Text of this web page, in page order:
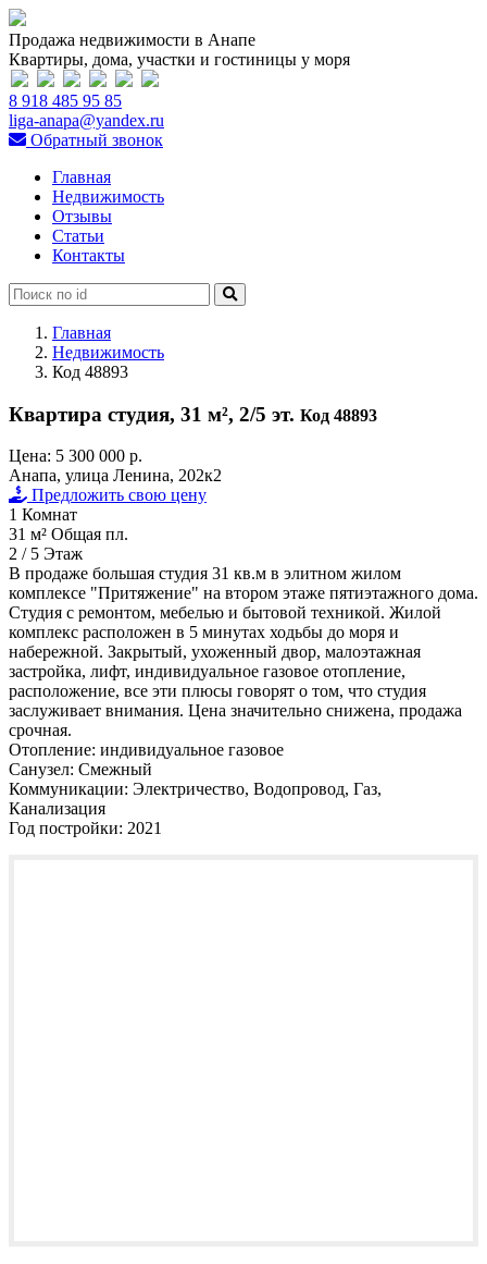
Продажа недвижимости в Анапе
Квартиры, дома, участки и гостиницы у моря
8 918 485 95 85
liga-anapa@yandex.ru
Обратный звонок
Главная
Недвижимость
Отзывы
Статьи
Контакты
Главная
Недвижимость
Код 48893
Квартира студия, 31 м², 2/5 эт. Код 48893
Цена: 5 300 000 р.
Анапа, улица Ленина, 202к2
Предложить свою цену
1 Комнат
31 м² Общая пл.
2 / 5 Этаж
В продаже большая студия 31 кв.м в элитном жилом
комплексе "Притяжение" на втором этаже пятиэтажного дома.
Студия с ремонтом, мебелью и бытовой техникой. Жилой
комплекс расположен в 5 минутах ходьбы до моря и
набережной. Закрытый, ухоженный двор, малоэтажная
застройка, лифт, индивидуальное газовое отопление,
расположение, все эти плюсы говорят о том, что студия
заслуживает внимания. Цена значительно снижена, продажа
срочная.
Отопление: индивидуальное газовое
Санузел: Смежный
Коммуникации: Электричество, Водопровод, Газ,
Канализация
Год постройки: 2021